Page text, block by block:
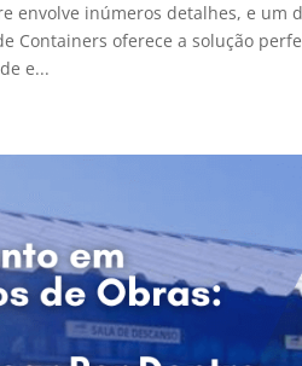
envolve inúmeros detalhes, e
Containers oferece a solução
e...